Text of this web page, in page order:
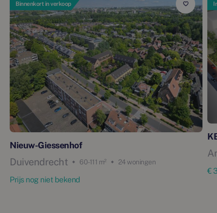
Binnenkort in verkoop
Nieuw-Giessenhof
Duivendrecht 60 - 111 m² 24 woningen
Prijs nog niet bekend
€